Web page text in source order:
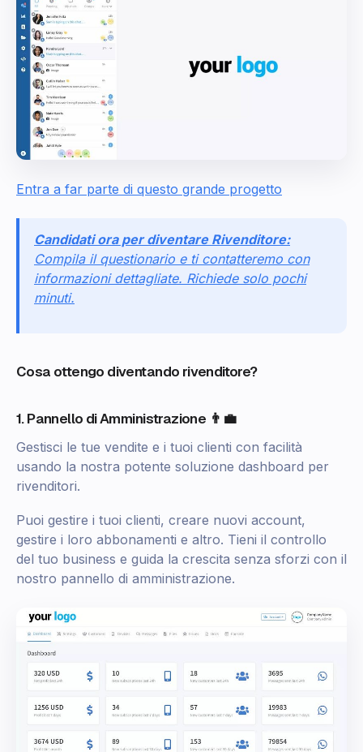
Entra a far parte di questo grande progetto
Candidati ora per diventare Rivenditore:
Compila il questionario e ti contatteremo con
informazioni dettagliate. Richiede solo pochi
minuti.
Cosa ottengo diventando rivenditore?
1. Pannello di Amministrazione 👨‍💼
Gestisci le tue vendite e i tuoi clienti con facilità
usando la nostra potente soluzione dashboard per
rivenditori.
Puoi gestire i tuoi clienti, creare nuovi account,
gestire i loro abbonamenti e altro. Tieni il controllo
del tuo business e guida la crescita senza sforzi con il
nostro pannello di amministrazione.